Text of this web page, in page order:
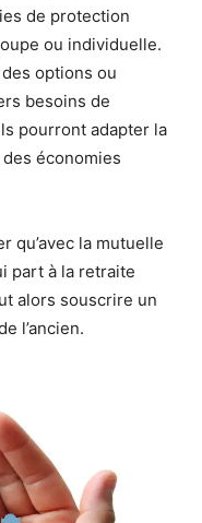
de protection
ou individuelle.
options ou
besoins de
pourront adapter la
économies
qu’avec la mutuelle
part à la retraite
alors souscrire un
l’ancien.